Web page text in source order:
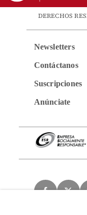
DERECHOS
Newsletters
Contáctanos
Suscripciones
Anúnciate